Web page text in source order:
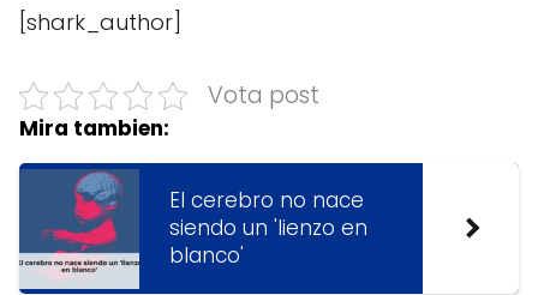
[shark_author]
Vota post
Mira tambien:
El cerebro no nace
siendo un 'lienzo en
blanco'